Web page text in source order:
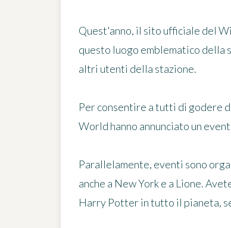
Quest'anno, il sito ufficiale del
questo luogo emblematico della
altri utenti della stazione.
Per consentire a tutti di godere
World hanno annunciato un
Parallelamente, eventi sono
anche a New York e a Lione.
Harry Potter in tutto il pianeta,